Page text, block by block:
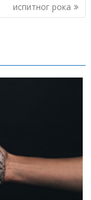
испитног рока